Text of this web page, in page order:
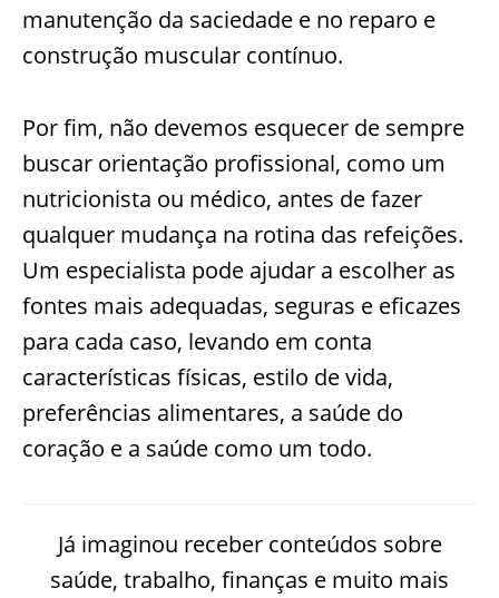
manutenção da saciedade e no reparo e
construção muscular contínuo.
Por fim, não devemos esquecer de sempre
buscar orientação profissional, como um
nutricionista ou médico, antes de fazer
qualquer mudança na rotina das refeições.
Um especialista pode ajudar a escolher as
fontes mais adequadas, seguras e eficazes
para cada caso, levando em conta
características físicas, estilo de vida,
preferências alimentares, a saúde do
coração e a saúde como um todo.
Já imaginou receber conteúdos sobre
saúde, trabalho, finanças e muito mais